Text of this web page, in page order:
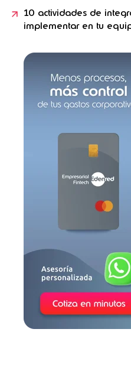
10 actividades de
implementar en tu